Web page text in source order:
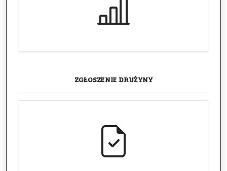
ZGŁOSZENIE DRUŻYNY